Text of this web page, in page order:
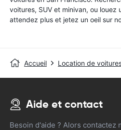
voitures, SUV et minivan, ou louez
attendez plus et jetez un oeil sur
Accueil Location de
Aide et contact
Besoin d'aide ? Alors contactez